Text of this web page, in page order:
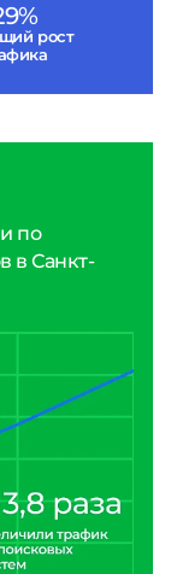
рост
по
в Санкт-